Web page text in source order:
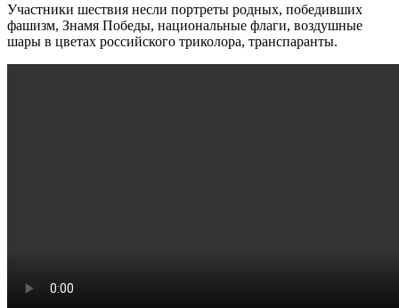
Участники шествия несли портреты родных, победивших
фашизм, Знамя Победы, национальные флаги, воздушные
шары в цветах российского триколора, транспаранты.